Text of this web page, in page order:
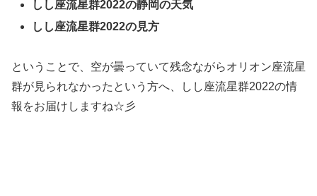
しし座流星群2022の静岡の天気
しし座流星群2022の見方
ということで、空が曇っていて残念ながらオリオン座流星
群が見られなかったという方へ、しし座流星群2022の情
報をお届けしますね☆彡